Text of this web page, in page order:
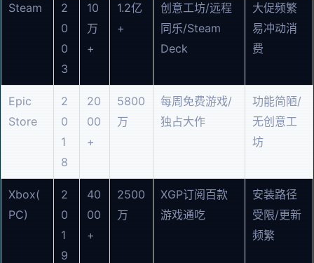
Steam
2
0
0
3
10
万
+
1.2亿
+
创意工坊/远程
同乐/Steam
Deck
大促频繁
易冲动消
费
Epic
Store
2
0
1
8
20
00
+
5800
万
每周免费游戏/
独占大作
功能简陋/
无创意工
坊
Xbox(
PC)
2
0
1
9
40
00
+
2500
万
XGP订阅百款
游戏通吃
安装路径
受限/更新
频繁